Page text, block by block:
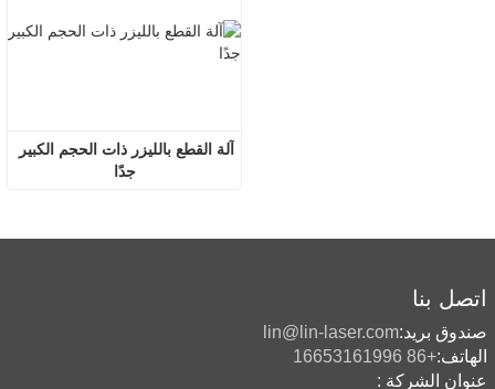
جدًا
اتصل بنا
صندوق بريد:lin@lin-laser.com
الهاتف:+86 16653161996
عنوان الشركة :